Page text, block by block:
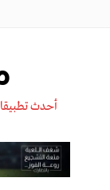
أحدث